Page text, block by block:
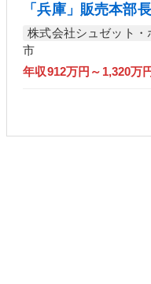
「兵庫」販売本部長
株式会社シュゼット・
市
年収912万円～1,320万